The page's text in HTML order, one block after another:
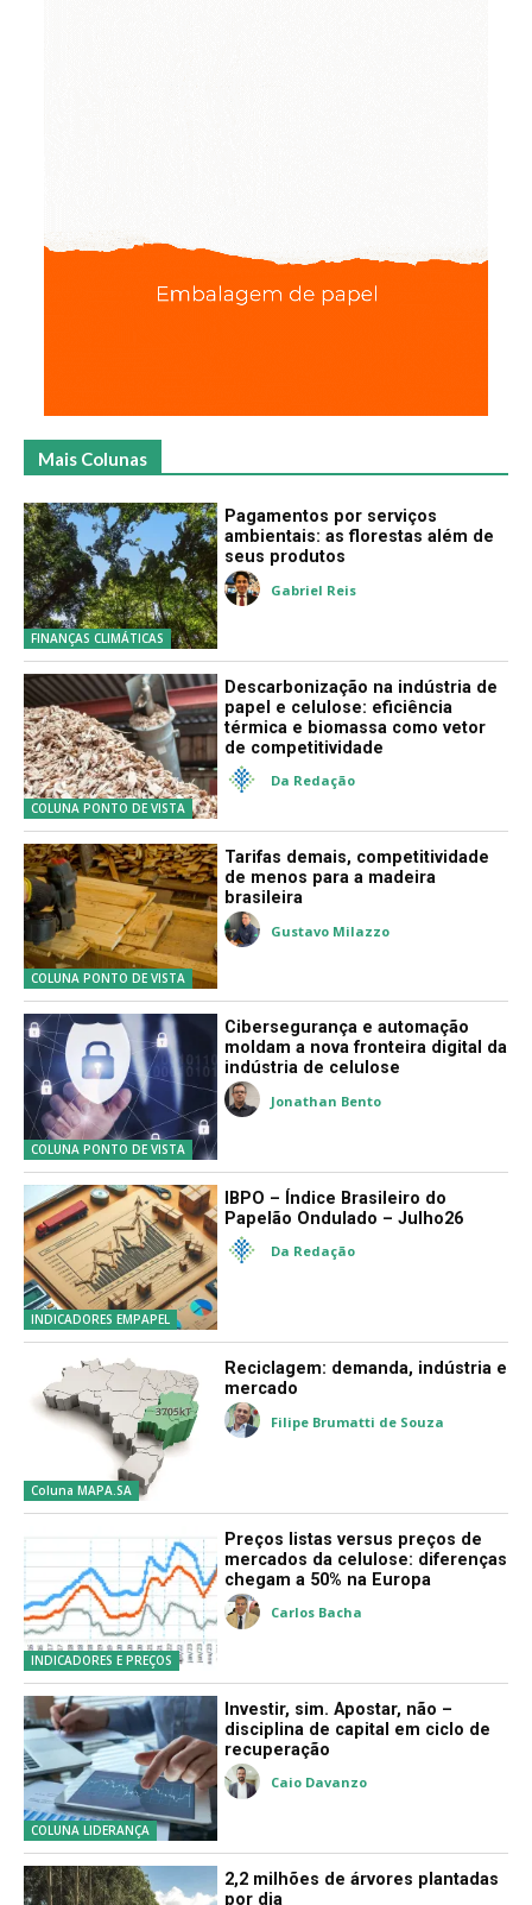
Mais Colunas
FINANÇAS CLIMÁTICAS
Pagamentos por serviços
ambientais: as florestas além de
seus produtos
Gabriel Reis
COLUNA PONTO DE VISTA
Descarbonização na indústria de
papel e celulose: eficiência
térmica e biomassa como vetor
de competitividade
Da Redação
COLUNA PONTO DE VISTA
Tarifas demais, competitividade
de menos para a madeira
brasileira
Gustavo Milazzo
COLUNA PONTO DE VISTA
Cibersegurança e automação
moldam a nova fronteira digital da
indústria de celulose
Jonathan Bento
INDICADORES EMPAPEL
IBPO – Índice Brasileiro do
Papelão Ondulado – Julho26
Da Redação
Coluna MAPA.SA
Reciclagem: demanda, indústria e
mercado
Filipe Brumatti de Souza
INDICADORES E PREÇOS
Preços listas versus preços de
mercados da celulose: diferenças
chegam a 50% na Europa
Carlos Bacha
COLUNA LIDERANÇA
Investir, sim. Apostar, não –
disciplina de capital em ciclo de
recuperação
Caio Davanzo
2,2 milhões de árvores plantadas
por dia